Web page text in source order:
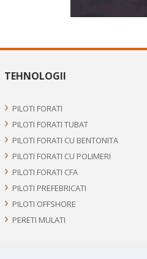
TEHNOLOGII
PILOTI FORATI
PILOTI FORATI TUBAT
PILOTI FORATI CU BENTONITA
PILOTI FORATI CU POLIMERI
PILOTI FORATI CFA
PILOTI PREFEBRICATI
PILOTI OFFSHORE
PERETI MULATI